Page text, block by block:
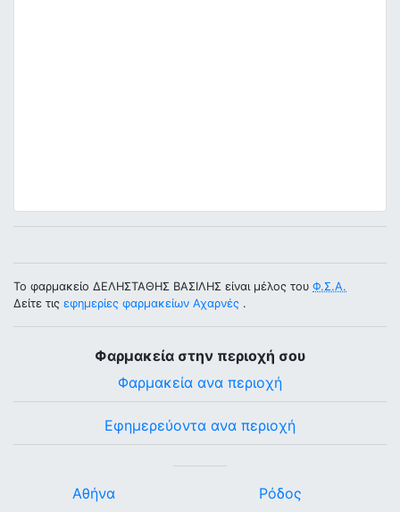
Το φαρμακείο ΔΕΛΗΣΤΑΘΗΣ ΒΑΣΙΛΗΣ είναι μέλος του Φ.Σ.Α.
Δείτε τις εφημερίες φαρμακείων Αχαρνές .
Φαρμακεία στην περιοχή σου
Φαρμακεία ανα περιοχή
Εφημερεύοντα ανα περιοχή
Αθήνα
Ρόδος